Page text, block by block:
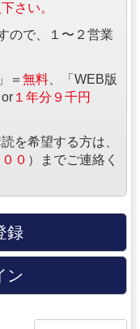
さい。
ので、１〜２営業
＝ 無料 、「WEB版
or １年分９千円
を希望する方は、
０ ）までご連絡く
録
ン